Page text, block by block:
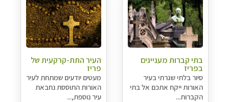
בתי קברות מעניינים
בפריז
סיור בלתי שגרתי בעיר
האורות ייקח אתכם אל בתי
הקברות...
העיר התת-קרקעית של
פריז
מעטים יודעים שמתחת לעיר
האורות התוססת נחבאת
עיר נוספת,...